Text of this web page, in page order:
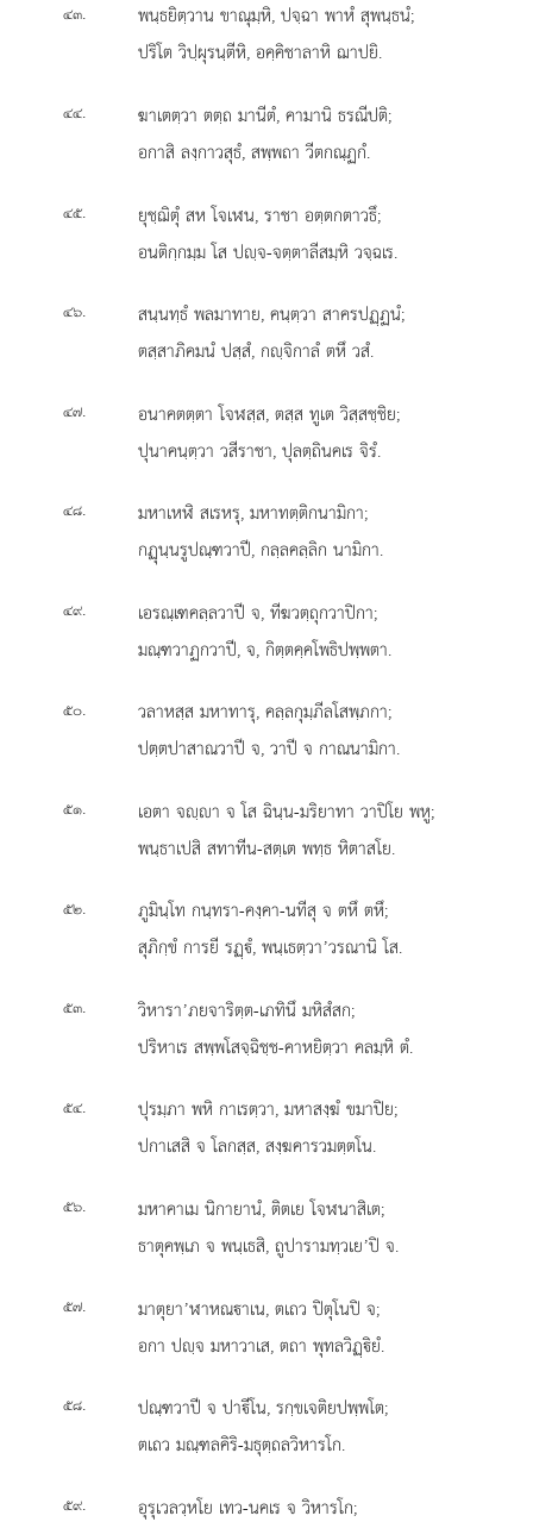
๔๓.
พนฺธยิตฺวาน ขาณุมฺหิ, ปจฺฉา พาหํ สุพนฺธนํ;
ปริโต วิปฺผุรนฺตีหิ, อคฺคิชาลาหิ ฌาปยิ.
๔๔.
ฆาเตตฺวา ตตฺถ มานีตํ, คามานิ ธรณีปติ;
อกาสิ ลงฺกาวสุธํ, สพฺพถา วีตกณฺฏกํ.
๔๕.
ยุชฺฌิตุํ สห โจเฬน, ราชา อตฺตกตาวธึ;
อนติกฺกมฺม โส ปฺจ-จตฺตาลีสมฺหิ วจฺฉเร.
๔๖.
สนฺนทฺธํ พลมาทาย, คนฺตฺวา สาครปฏฺฏนํ;
ตสฺสาภิคมนํ ปสฺสํ, กฺจิกาลํ ตหึ วสํ.
๔๗.
อนาคตตฺตา โจฬสฺส, ตสฺส ทูเต วิสฺสชฺชิย;
ปุนาคนฺตฺวา วสีราชา, ปุลตฺถินคเร จิรํ.
๔๘.
มหาเหฬิ สเรหรุ, มหาทตฺติกนามิกา;
กฏุนฺนรูปณฺฑวาปี, กลฺลคลฺลิก นามิกา.
๔๙.
เอรณฺเฑคลฺลวาปี จ, ทีฆวตฺถุกวาปิกา;
มณฺฑวาฏกวาปี, จ, กิตฺตคฺคโพธิปพฺพตา.
๕๐.
วลาหสฺส มหาทารุ, คลฺลกุมฺภีลโสพฺภกา;
ปตฺตปาสาณวาปี จ, วาปี จ กาณนามิกา.
๕๑.
เอตา จฺา จ โส ฉินฺน-มริยาทา วาปิโย พหู;
พนฺธาเปสิ สทาทีน-สตฺเต พทฺธ หิตาสโย.
๕๒. ภูมินฺโท กนฺทรา-คงฺคา-นทีสุ จ ตหึ ตหึ;
สุภิกฺขํ การยี รฏฺํ, พนฺเธตฺวา’วรณานิ โส.
๕๓.
วิหารา’ภยจาริตฺต-เภทินึ มหิสํสก;
ปริหาเร สพฺพโสจฺฉิชฺช-คาหยิตฺวา คลมฺหิ ตํ.
๕๔.
ปุรมฺภา พหิ กาเรตฺวา, มหาสงฺฆํ ขมาปิย;
ปกาเสสิ จ โลกสฺส, สงฺฆคารวมตฺตโน.
๕๖.
มหาคาเม นิกายานํ, ติตเย โจฬนาสิเต;
ธาตุคพฺเภ จ พนฺเธสิ, ถูปารามทฺวเย’ปิ จ.
๕๗.
มาตุยา’ฬาหณาเน, ตเถว ปิตุโนปิ จ;
อกา ปฺจ มหาวาเส, ตถา พุทลวิฏฺิยํ.
๕๘.
ปณฺฑวาปี จ ปาีโน, รกฺขเจติยปพฺพโต;
ตเถว มณฺฑลคิริ-มธุตฺถลวิหารโก.
๕๙. อุรุเวลวฺหโย เทว-นคเร จ วิหารโก;